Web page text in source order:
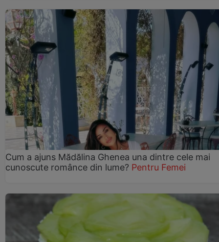
Cum a ajuns Mădălina Ghenea una dintre cele mai
cunoscute românce din lume? Pentru Femei